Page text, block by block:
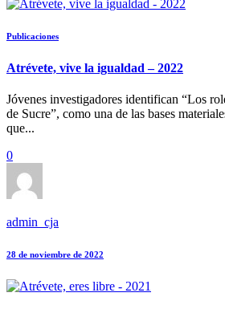
Publicaciones
Atrévete, vive la igualdad – 2022
Jóvenes investigadores identifican “Los
de Sucre”, como una de las bases
que...
0
admin_cja
28 de noviembre de 2022